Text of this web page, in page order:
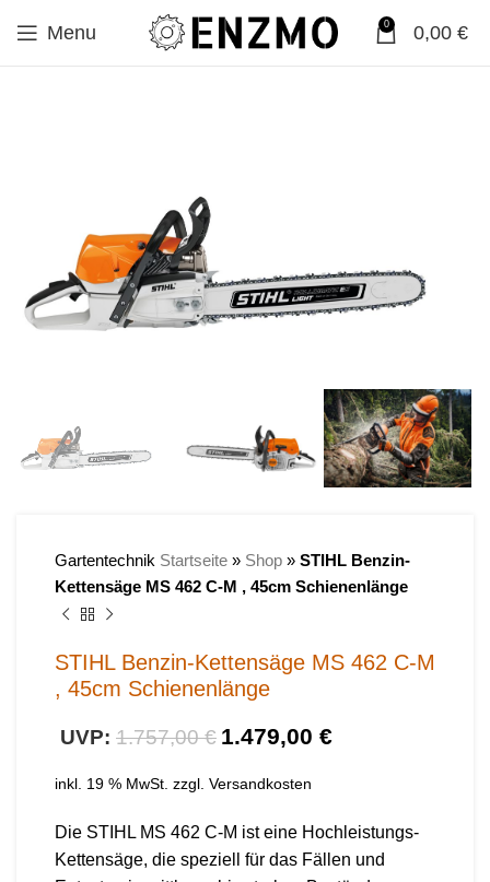
Menu 0 0,00 €
Gartentechnik Startseite » Shop » STIHL Benzin-
Kettensäge MS 462 C-M , 45cm Schienenlänge
STIHL Benzin-Kettensäge MS 462 C-M
, 45cm Schienenlänge
1.757,00€ 1.479,00 €
inkl. 19 % MwSt. zzgl. Versandkosten
Die STIHL MS 462 C-M ist eine Hochleistungs-
Kettensäge, die speziell für das Fällen und